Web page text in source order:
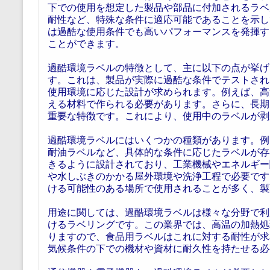
下での使用を想定した製品や部品に付加されるラ
耐性など、特殊な条件に適応可能であることを示
は過酷な使用条件でも高いパフォーマンスを発揮
ことができます。
過酷環境ラベルの特徴として、主に以下の点が挙
す。これは、製品が実際に過酷な条件でテストさ
使用環境に応じた設計が求められます。例えば、
える材料で作られる必要があります。さらに、長
重要な特徴です。これにより、使用中のラベルが
過酷環境ラベルにはいくつかの種類があります。
耐油ラベルなど、具体的な条件に応じたラベルが
きるように設計されており、工業機械やエネルギ
や水しぶきのかかる屋外環境や洗浄工程で必要で
ける可能性のある場所で使用されることが多く、
用途に関しては、過酷環境ラベルは様々な分野で
けるラベリングです。この業界では、高温の加熱
りますので、食品用ラベルはこれに対する耐性が
気候条件の下での機材や資材に耐久性を持たせる